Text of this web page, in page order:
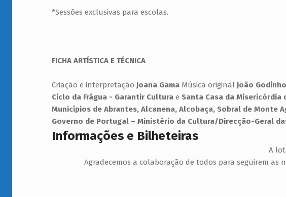
*Sessões exclusivas para escolas.
FICHA ARTÍSTICA E TÉCNICA
Criação e interpretação Joana Gama Música original João Godinho
Ciclo da Frágua - Garantir Culturae Santa Casa da
Municípios de Abrantes, Alcanena, Alcobaça, Sobral de Monte
Governo de Portugal – Ministério da Cultura/Direcção-Geral
Informações e Bilheteiras
A
Agradecemos a colaboração de todos para seguirem as